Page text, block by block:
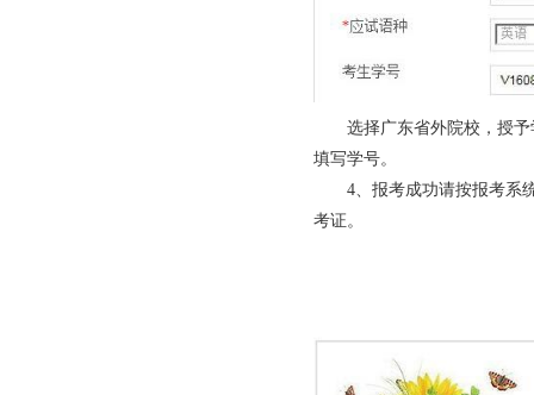
选择广东省外院校，授
填写学号。
4、报考成功请按报考系
考证。